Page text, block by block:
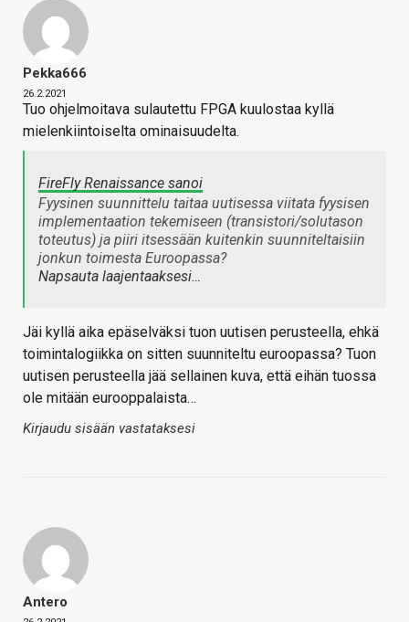
Pekka666
26.2.2021
Tuo ohjelmoitava sulautettu FPGA kuulostaa kyllä
mielenkiintoiselta ominaisuudelta.
FireFly Renaissance sanoi
Fyysinen suunnittelu taitaa uutisessa viitata fyysisen
implementaation tekemiseen (transistori/solutason
toteutus) ja piiri itsessään kuitenkin suunniteltaisiin
jonkun toimesta Euroopassa?
Napsauta laajentaaksesi…
Jäi kyllä aika epäselväksi tuon uutisen perusteella, ehkä
toimintalogiikka on sitten suunniteltu euroopassa? Tuon
uutisen perusteella jää sellainen kuva, että eihän tuossa
ole mitään eurooppalaista…
Kirjaudu sisään vastataksesi
Antero